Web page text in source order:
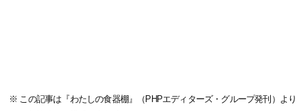
※ この記事は『わたしの食器棚』（PHPエディターズ・グループ発刊）より